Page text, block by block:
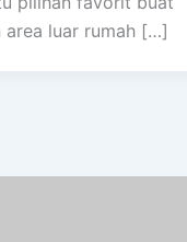
area luar rumah […]